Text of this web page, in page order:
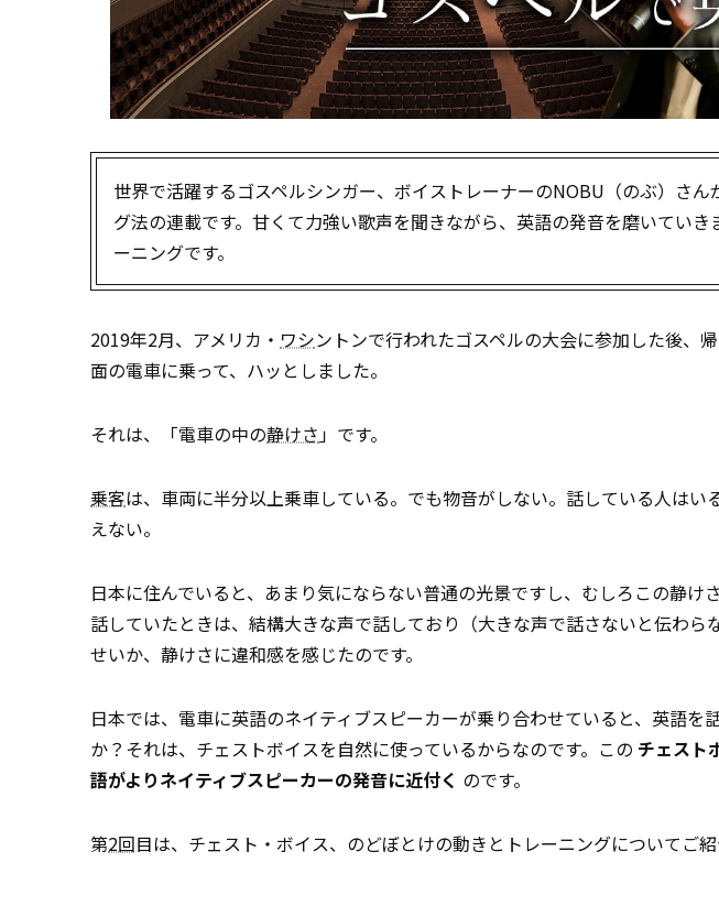
世界で活躍するゴスペルシンガー、ボイストレーナーのNOBU（のぶ）さ
グ法の連載です。甘くて力強い歌声を聞きながら、英語の発音を磨いてい
ーニングです。
2019年2月、アメリカ・ ワシントンで行われたゴスペルの大会に参加した後、
面の電車に乗って、ハッとしました。
それは、「電車の中の静けさ」です。
乗客は、車両に半分以上乗車している。でも物音がしない。話している人は
えない。
日本に住んでいると、あまり気にならない普通の光景ですし、むしろこの静け
話していたときは、結構大きな声で話しており（大きな声で話さないと伝わ
せいか、静けさに違和感を感じたのです。
日本では、電車に英語のネイティブスピーカーが乗り合わせていると、英語を
か？それは、チェストボイスを自然に使っているからなのです。この チェスト
語がよりネイティブスピーカーの発音に近付く のです。
第2回目は、チェスト・ボイス、のどぼとけの動きとトレーニングについてご紹